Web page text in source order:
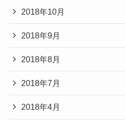
2018年10月
2018年9月
2018年8月
2018年7月
2018年4月